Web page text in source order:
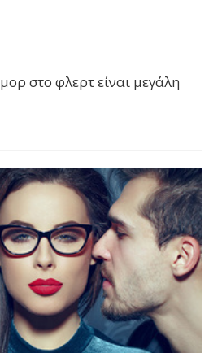
στο φλερτ είναι μεγάλη